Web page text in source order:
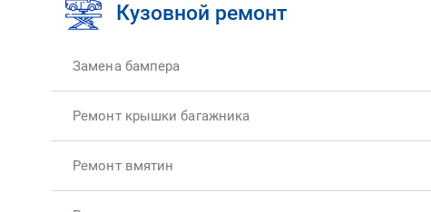
Кузовной ремонт
Замена бампера
Ремонт крышки багажника
Ремонт вмятин